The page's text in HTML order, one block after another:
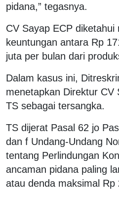
pidana,” tegasnya.
CV Sayap ECP diketahui
keuntungan antara Rp
juta per bulan dari
Dalam kasus ini,
menetapkan Direktur CV
TS sebagai tersangka.
TS dijerat Pasal 62 jo
dan f Undang-Undang
tentang Perlindungan
ancaman pidana paling
atau denda maksimal Rp